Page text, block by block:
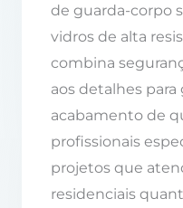
de guarda-corpo
vidros de alta
combina
aos detalhes
acabamento de
profissionais
projetos que
residenciais